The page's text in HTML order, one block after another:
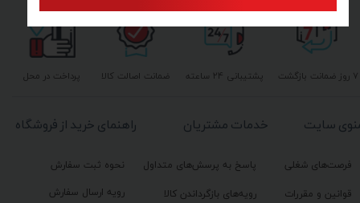
پشتیبانی ۲۴ ساعته پرداخت در محل ۷ روز ضمانت بازگشت ضمانت اصالت کالا
راهنمای خرید از فروشگاه
نحوه ثبت سفارش
رویه ارسال سفارش
خدمات مشتریان
پاسخ به پرسش‌های متداول
رویه‌های بازگرداندن کالا
سایت
فرصت‌های شغلی
قوانین و مقررات